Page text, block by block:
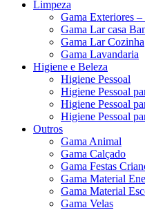
Limpeza
Gama Exteriores
Gama Lar casa
Gama Lar Cozinha
Gama Lavandaria
Higiene e Beleza
Higiene Pessoal
Higiene Pessoal
Higiene Pessoal
Higiene Pessoal
Outros
Gama Animal
Gama Calçado
Gama Festas
Gama Material
Gama Material
Gama Velas